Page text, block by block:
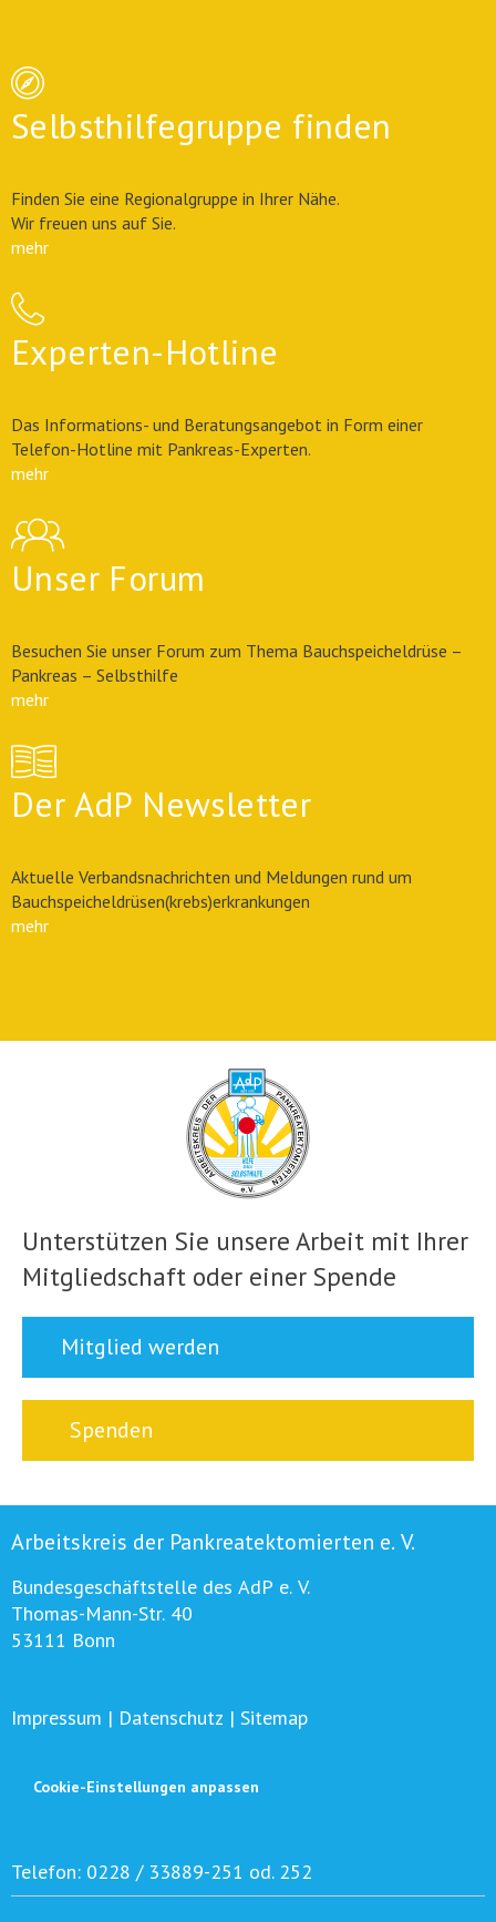
Selbsthilfegruppe finden
Finden Sie eine Regionalgruppe in Ihrer Nähe.
Wir freuen uns auf Sie.
mehr
Experten-Hotline
Das Informations- und Beratungsangebot in Form einer
Telefon-Hotline mit Pankreas-Experten.
mehr
Unser Forum
Besuchen Sie unser Forum zum Thema Bauchspeicheldrüse –
Pankreas – Selbsthilfe
mehr
Der AdP Newsletter
Aktuelle Verbandsnachrichten und Meldungen rund um
Bauchspeicheldrüsen(krebs)erkrankungen
mehr
Unterstützen Sie unsere Arbeit mit Ihrer
Mitgliedschaft oder einer Spende
Mitglied werden
Spenden
Arbeitskreis der Pankreatektomierten e. V.
Bundesgeschäftstelle des AdP e. V.
Thomas-Mann-Str. 40
53111 Bonn
Impressum | Datenschutz | Sitemap
Cookie-Einstellungen anpassen
Telefon: 0228 / 33889-251 od. 252